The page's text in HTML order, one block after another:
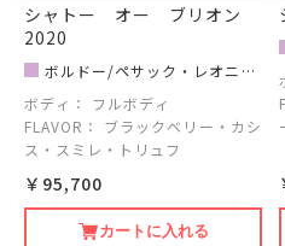
シャトー オー ブリオン
2020
ボルドー/ペサック・レオニャ
ン｜グラーヴ地区
ボディ：
フルボディ
FLAVOR：
ブラックベリー・カシ
ス・スミレ・トリュフ
￥95,700
カートに入れる